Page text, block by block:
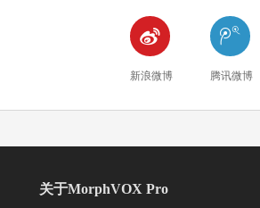

新浪微博

腾讯微博
关于MorphVOX Pro